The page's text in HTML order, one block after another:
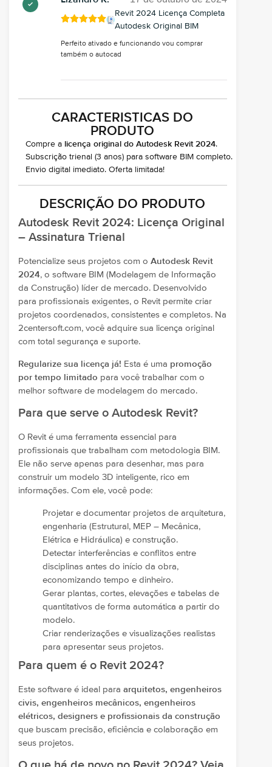
Revit 2024 Licença Completa
Autodesk Original BIM
Perfeito ativado e funcionando vou comprar
também o autocad
CARACTERISTICAS DO
PRODUTO
Compre a licença original do Autodesk Revit 2024.
Subscrição trienal (3 anos) para software BIM completo.
Envio digital imediato. Oferta limitada!
DESCRIÇÃO DO PRODUTO
Autodesk Revit 2024: Licença Original
– Assinatura Trienal
Potencialize seus projetos com o Autodesk Revit
2024, o software BIM (Modelagem de Informação
da Construção) líder de mercado. Desenvolvido
para profissionais exigentes, o Revit permite criar
projetos coordenados, consistentes e completos. Na
2centersoft.com, você adquire sua licença original
com total segurança e suporte.
Regularize sua licença já! Esta é uma promoção
por tempo limitado para você trabalhar com o
melhor software de modelagem do mercado.
Para que serve o Autodesk Revit?
O Revit é uma ferramenta essencial para
profissionais que trabalham com metodologia BIM.
Ele não serve apenas para desenhar, mas para
construir um modelo 3D inteligente, rico em
informações. Com ele, você pode:
Projetar e documentar projetos de arquitetura,
engenharia (Estrutural, MEP – Mecânica,
Elétrica e Hidráulica) e construção.
Detectar interferências e conflitos entre
disciplinas antes do início da obra,
economizando tempo e dinheiro.
Gerar plantas, cortes, elevações e tabelas de
quantitativos de forma automática a partir do
modelo.
Criar renderizações e visualizações realistas
para apresentar seus projetos.
Para quem é o Revit 2024?
Este software é ideal para arquitetos, engenheiros
civis, engenheiros mecânicos, engenheiros
elétricos, designers e profissionais da construção
que buscam precisão, eficiência e colaboração em
seus projetos.